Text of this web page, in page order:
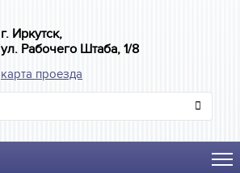
г. Иркутск,
ул. Рабочего Штаба, 1/8
карта проезда